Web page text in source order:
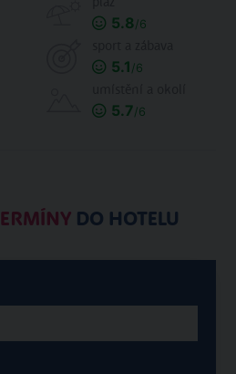
5.8/6
5.1 /6
5.7/6
DO HOTELU